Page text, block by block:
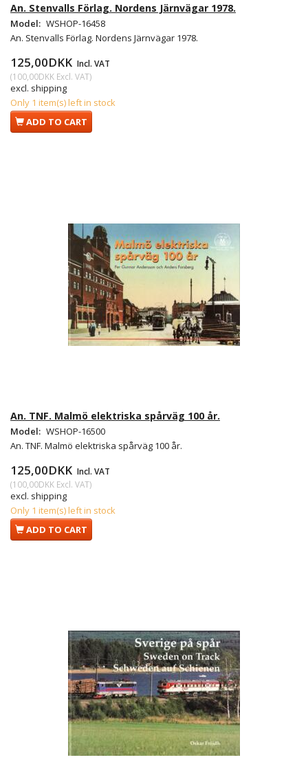
An. Stenvalls Förlag. Nordens Järnvägar 1978.
Model: WSHOP-16458
An. Stenvalls Förlag. Nordens Järnvägar 1978.
125,00DKK Incl. VAT
(100,00DKK Excl. VAT)
excl. shipping
Only 1 item(s) left in stock
ADD TO CART
An. TNF. Malmö elektriska spårväg 100 år.
Model: WSHOP-16500
An. TNF. Malmö elektriska spårväg 100 år.
125,00DKK Incl. VAT
(100,00DKK Excl. VAT)
excl. shipping
Only 1 item(s) left in stock
ADD TO CART